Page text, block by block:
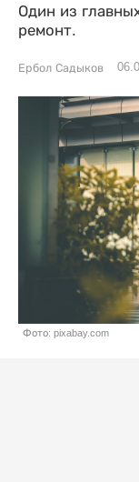
Один из
ремонт.
Ербол Садыков
Фото: pixabay.com